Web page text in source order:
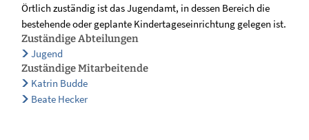
Örtlich zuständig ist das Jugendamt, in dessen Bereich die
bestehende oder geplante Kindertageseinrichtung gelegen ist.
Zuständige Abteilungen
Jugend
Zuständige Mitarbeitende
Katrin Budde
Beate Hecker